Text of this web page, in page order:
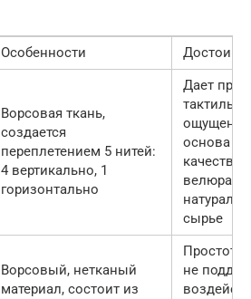
Особенности
Ворсовая ткань,
создается
переплетением 5 нитей:
4 вертикально, 1
горизонтально
Дает
основа
велюра –
сырье
Ворсовый, нетканый
материал, состоит из
Простота
не